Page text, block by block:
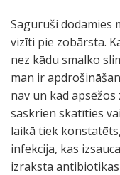
Saguruši dodamies
vizīti pie zobārsta.
nez kādu smalko
man ir
nav un kad
saskrien skatīties
laikā tiek
infekcija, kas
izraksta